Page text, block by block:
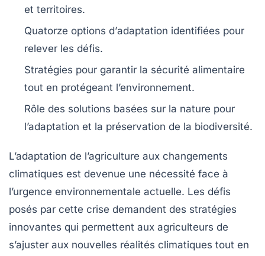
et territoires.
Quatorze options d’adaptation identifiées pour
relever les défis.
Stratégies pour garantir la sécurité alimentaire
tout en protégeant l’environnement.
Rôle des solutions basées sur la nature pour
l’adaptation et la préservation de la biodiversité.
L’adaptation de l’agriculture aux changements
climatiques est devenue une nécessité face à
l’urgence environnementale actuelle. Les défis
posés par cette crise demandent des stratégies
innovantes qui permettent aux agriculteurs de
s’ajuster aux nouvelles réalités climatiques tout en